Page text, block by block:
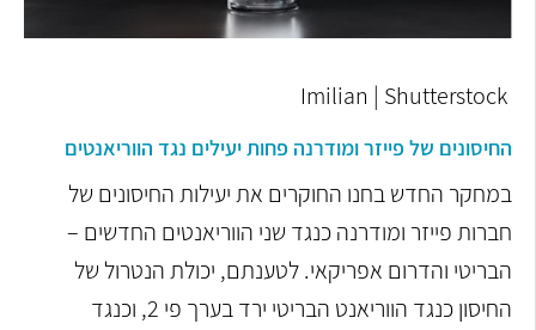
החיסונים של פייזר ומודרנה פחות יעילים נגד הווריאנטים
במחקר החדש בחנו החוקרים את יעילות החיסונים של
חברות פייזר ומודרנה כנגד שני הווריאנטים החדשים –
הבריטי והדרום אפריקאי. לטענתם, יכולת הנטרול של
החיסון כנגד הווריאנט הבריטי ירד בערך פי 2, וכנגד